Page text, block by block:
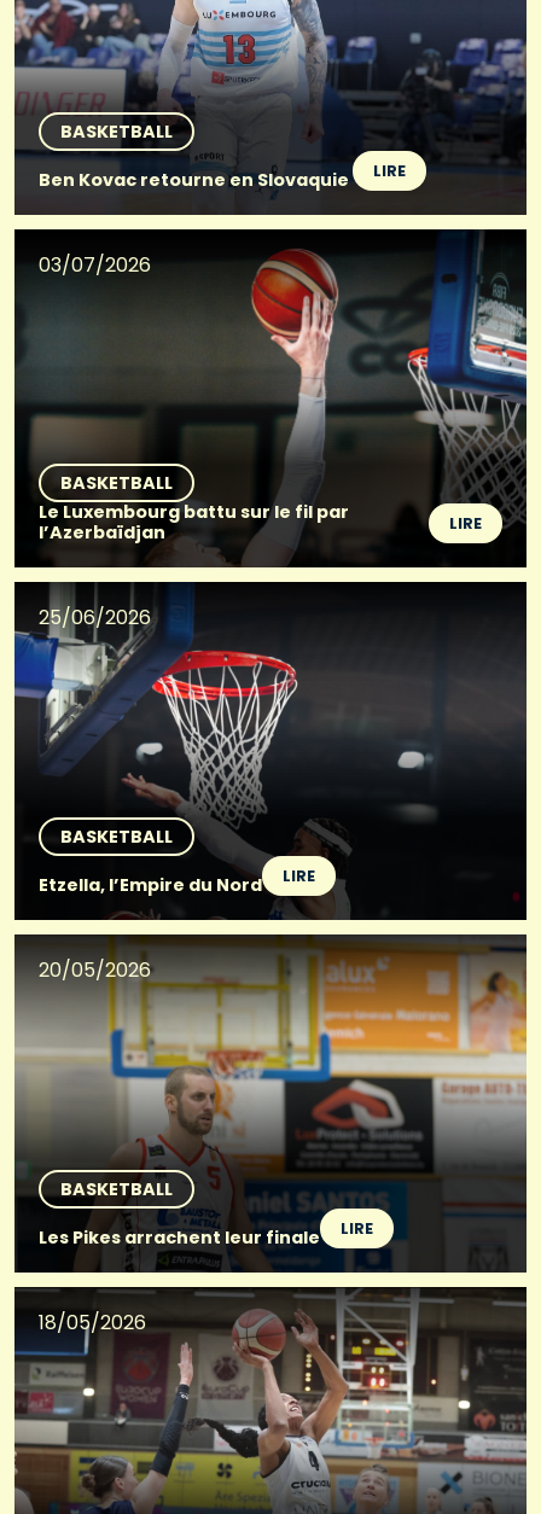
BASKETBALL
Ben Kovac retourne en Slovaquie
LIRE
03/07/2026
BASKETBALL
Le Luxembourg battu sur le fil par
l’Azerbaïdjan
LIRE
25/06/2026
BASKETBALL
Etzella, l’Empire du Nord
LIRE
20/05/2026
BASKETBALL
Les Pikes arrachent leur finale
LIRE
18/05/2026